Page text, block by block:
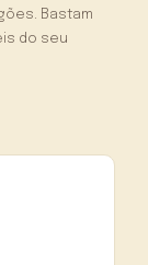
Bastam
do seu